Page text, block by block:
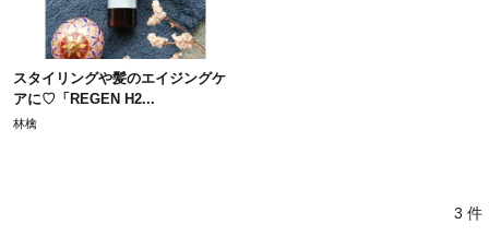
スタイリングや髪のエイジングケ
アに♡「REGEN H2...
林檎
3 件